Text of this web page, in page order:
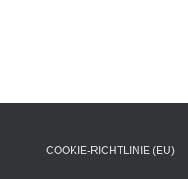
COOKIE-RICHTLINIE (EU)